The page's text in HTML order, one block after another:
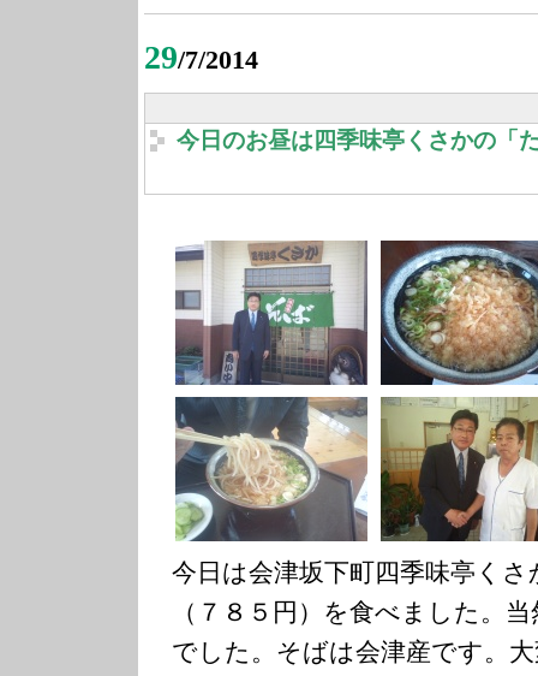
29/7/2014
今日のお昼は四季味亭くさかの「
今日は会津坂下町四季味亭く
（７８５円）を食べました。
でした。そばは会津産です。